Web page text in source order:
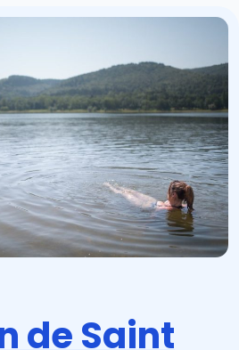
de Saint